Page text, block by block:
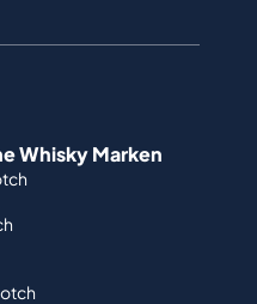
Whisky Marken